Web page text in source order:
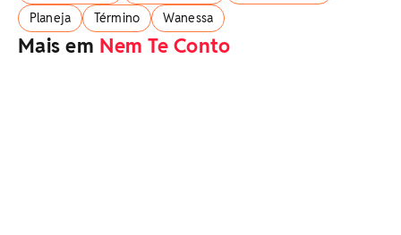
Planeja
Término Wanessa
Mais em Nem Te Conto